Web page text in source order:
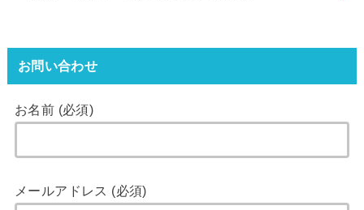
お問い合わせ
お名前 (必須)
メールアドレス (必須)